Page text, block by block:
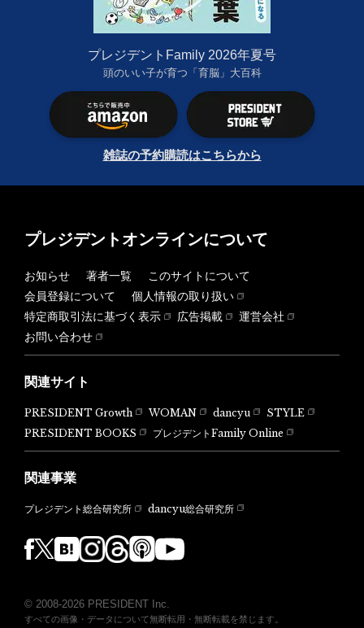
プレジデントFamily 2026年夏号
頭のいい子が育つ「育脳」大百科
雑誌の予約購読はこちらから
プレジデントオンラインについて
お知らせ 著者一覧
このサイトについて
会員登録について
個人情報の取り扱い
特定商取引法に基づく表示
広告掲載
運営会社
お問い合わせ
関連サイト
PRESIDENT Growth WOMAN dancyu
STYLE
PRESIDENT BOOKS
プレジデントFamily Online
関連事業
プレジデント総合研究所 dancyu総合研究所
© 2008-2026 PRESIDENT Inc.
すべての画像・データについて無断転用・無断転載を禁じます。